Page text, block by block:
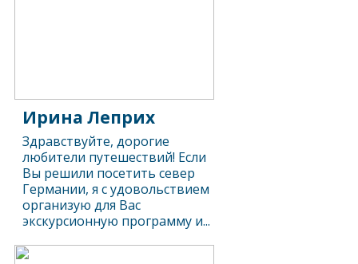
Ирина Леприх
Здравствуйте, дорогие
любители путешествий! Если
Вы решили посетить север
Германии, я с удовольствием
организую для Вас
экскурсионную программу и...